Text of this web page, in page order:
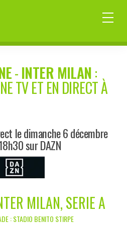
-INTER MILAN:
TV ET EN DIRECT À
le dimanche 6 décembre
sur DAZN
MILAN, SERIE A
: STADIO BENITO STIRPE